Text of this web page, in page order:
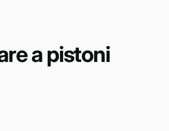
a pistoni